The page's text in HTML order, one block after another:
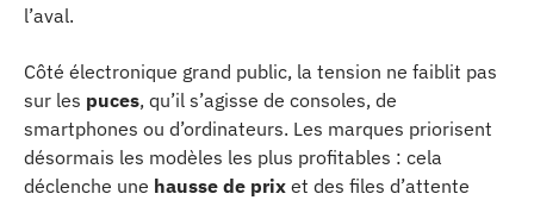
l’aval.
Côté électronique grand public, la tension ne faiblit pas
sur les puces, qu’il s’agisse de consoles, de
smartphones ou d’ordinateurs. Les marques priorisent
désormais les modèles les plus profitables : cela
déclenche une hausse de prix et des files d’attente